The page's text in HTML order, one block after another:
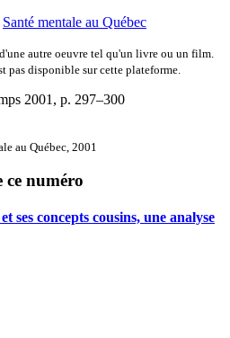
Santé mentale au Québec
autre oeuvre tel qu'un livre ou un film.
disponible sur cette plateforme.
2001 , p. 297–300
au Québec, 2001
ce numéro
ses concepts cousins, une analyse